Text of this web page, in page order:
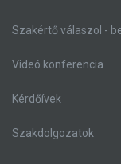
Szakértő válaszol -
Videó konferencia
Kérdőívek
Szakdolgozatok